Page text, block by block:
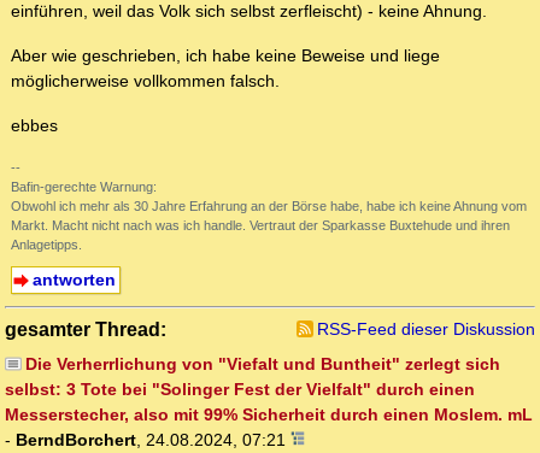
einführen, weil das Volk sich selbst zerfleischt) - keine Ahnung.
Aber wie geschrieben, ich habe keine Beweise und liege
möglicherweise vollkommen falsch.
ebbes
--
Bafin-gerechte Warnung:
Obwohl ich mehr als 30 Jahre Erfahrung an der Börse habe, habe ich keine Ahnung vom
Markt. Macht nicht nach was ich handle. Vertraut der Sparkasse Buxtehude und ihren
Anlagetipps.
antworten
gesamter Thread:
RSS-Feed dieser Diskussion
Die Verherrlichung von "Viefalt und Buntheit" zerlegt sich
selbst: 3 Tote bei "Solinger Fest der Vielfalt" durch einen
Messerstecher, also mit 99% Sicherheit durch einen Moslem. mL
- BerndBorchert, 24.08.2024, 07:21